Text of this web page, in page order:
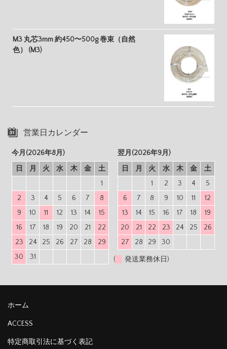
M3 丸芯3mm 約450〜500g 巻束（自然
色） (M3)
営業日カレンダー
今月(2026年8月)
日
月 火 水 木 金
土
1
2
3 4 5 6 7
8
9
10 11 12 13 14
15
16
17 18 19 20 21
22
23
24 25 26 27 28
29
30
31
翌月(2026年9月)
日
月 火 水 木 金
土
1
2 3 4
5
6
7 8 9 10 11
12
13
14 15 16 17 18
19
20
21 22 23 24 25
26
27
28 29 30
( 発送業務休日)
ホーム
ACCESS
特定商取引法に基づく表記